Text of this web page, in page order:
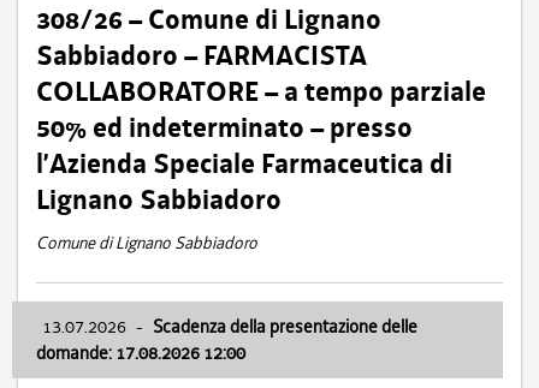
308/26 – Comune di Lignano
Sabbiadoro – FARMACISTA
COLLABORATORE – a tempo parziale
50% ed indeterminato – presso
l’Azienda Speciale Farmaceutica di
Lignano Sabbiadoro
Comune di Lignano Sabbiadoro
13.07.2026 - Scadenza della presentazione delle
domande: 17.08.2026 12:00